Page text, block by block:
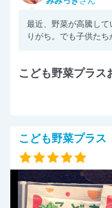
最近、野菜が高騰し
りがち。でも子供た
こども野菜プラス
こども野菜プラス